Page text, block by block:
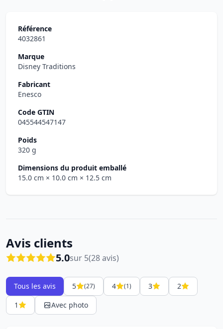
Référence
4032861
Marque
Disney Traditions
Fabricant
Enesco
Code GTIN
045544547147
Poids
320 g
Dimensions du produit emballé
15.0 cm × 10.0 cm × 12.5 cm
Avis clients
5.0sur 5(28 avis)
Tous les avis 5 (27) 4 (1) 3
2
1
Avec photo